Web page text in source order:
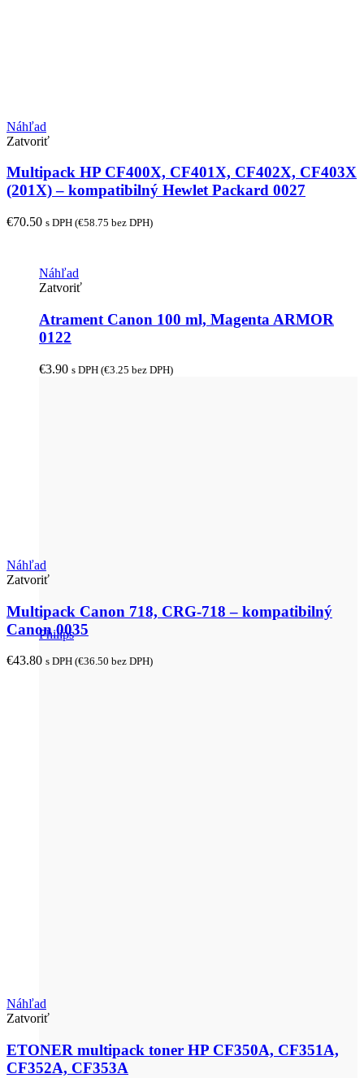
Náhľad
Zatvoriť
Atrament Canon 100 ml, Magenta ARMOR
0122
€3.90 s DPH (€3.25 bez DPH)
Philips
Náhľad
Zatvoriť
Multipack HP CF400X, CF401X, CF402X, CF403X
(201X) – kompatibilný Hewlet Packard 0027
€70.50 s DPH (€58.75 bez DPH)
Náhľad
Zatvoriť
Multipack Canon 718, CRG-718 – kompatibilný
Canon 0035
€43.80 s DPH (€36.50 bez DPH)
Náhľad
Zatvoriť
ETONER multipack toner HP CF350A, CF351A,
CF352A, CF353A